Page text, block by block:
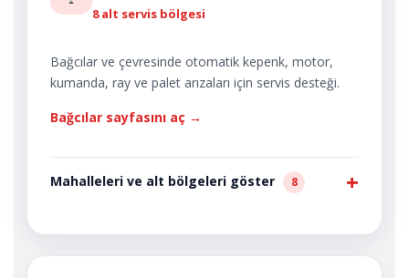
8 alt servis bölgesi
Bağcılar ve çevresinde otomatik kepenk, motor,
kumanda, ray ve palet arızaları için servis desteği.
Bağcılar sayfasını aç →
Mahalleleri ve alt bölgeleri göster 8